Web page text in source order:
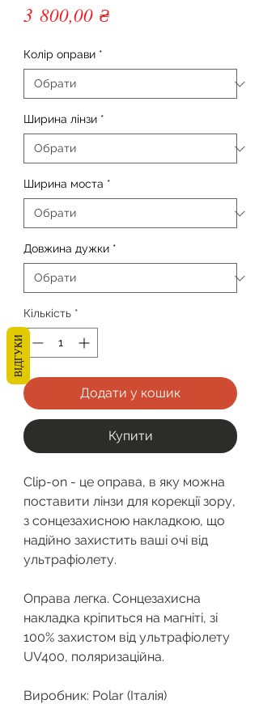
3 800,00 ₴Ціна
Колір оправи *
Ширина лінзи *
Ширина моста *
Довжина дужки *
Кількість *
Додати у кошик
Купити
Clip-on - це оправа, в яку можна
поставити лінзи для корекції зору,
з сонцезахисною накладкою, що
надійно захистить ваші очі від
ультрафіолету.
Оправа легка. Сонцезахисна
накладка кріпиться на магніті, зі
100% захистом від ультрафіолету
UV400, поляризаційна.
Виробник: Polar (Італія)
ВІДГУКИ